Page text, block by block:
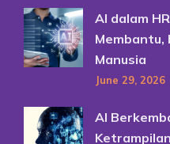
AI dalam
Membantu,
Manusia
June 29, 2026
AI